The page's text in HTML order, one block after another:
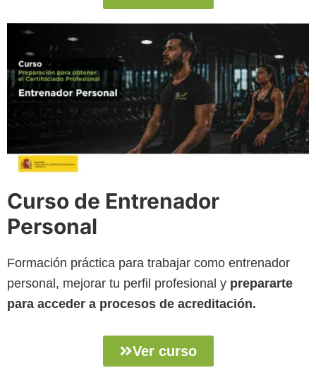
Curso de Entrenador
Personal
Formación práctica para trabajar como entrenador
personal, mejorar tu perfil profesional y prepararte
para acceder a procesos de acreditación.
Ver curso